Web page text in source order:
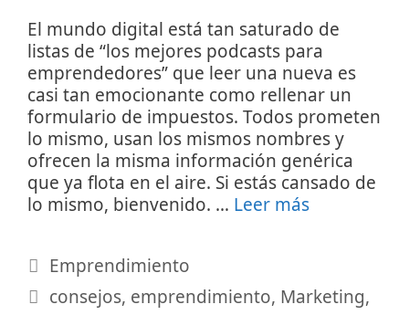
El mundo digital está tan saturado de
listas de “los mejores podcasts para
emprendedores” que leer una nueva es
casi tan emocionante como rellenar un
formulario de impuestos. Todos prometen
lo mismo, usan los mismos nombres y
ofrecen la misma información genérica
que ya flota en el aire. Si estás cansado de
lo mismo, bienvenido. … Leer más
Categorías
Emprendimiento
Etiquetas
consejos, emprendimiento, Marketing,